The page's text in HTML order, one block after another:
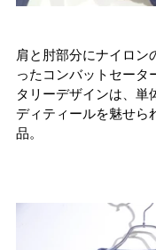
肩と肘部分にナイロン
ったコンバットセータ
タリーデザインは、単
ディティールを魅せら
品。